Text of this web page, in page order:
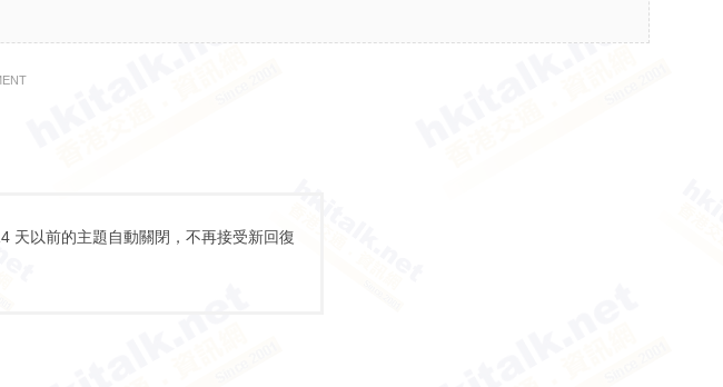
天以前的主題自動關閉，不再接受新回復